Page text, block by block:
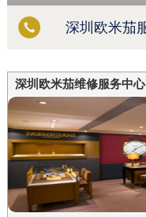
 深圳欧米茄
深圳欧米茄维修服务中心